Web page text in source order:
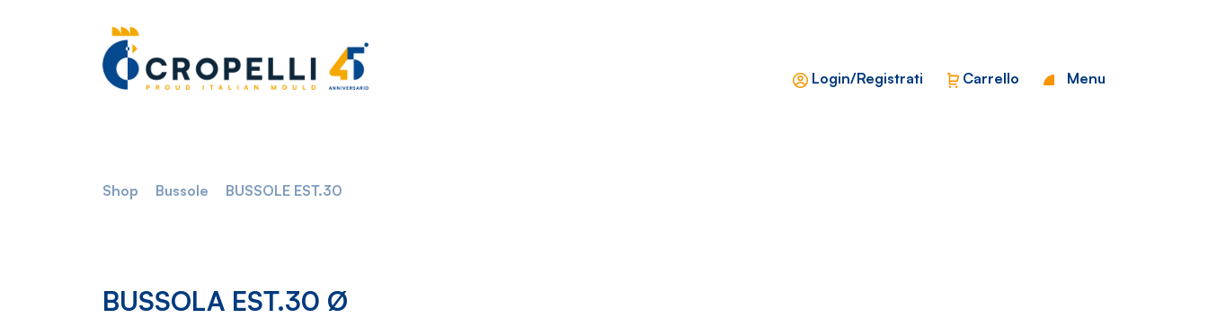
Login/Registrati Carrello Menu
Shop Bussole BUSSOLE EST.30
BUSSOLA EST.30 Ø